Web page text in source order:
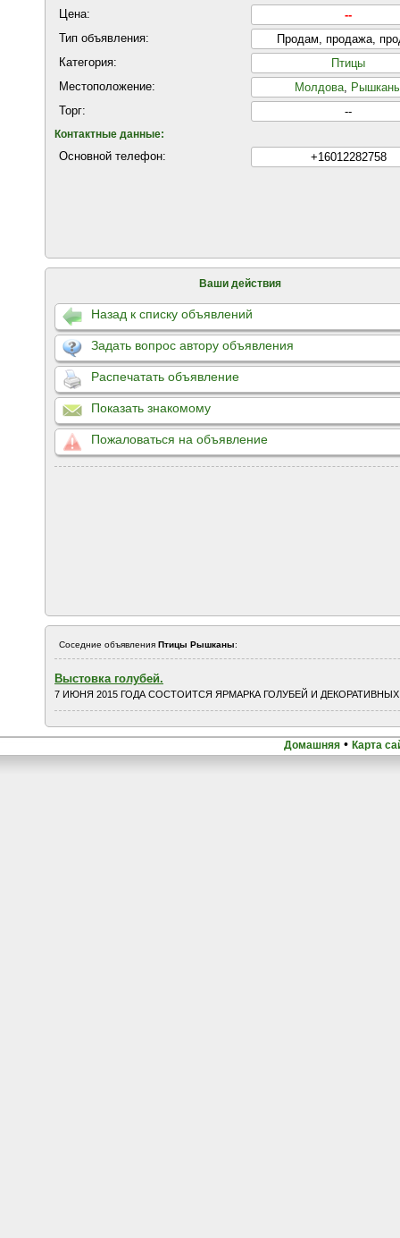
Цена:
--
Тип объявления:
Продам, продажа,
Категория:
Птицы
Местоположение:
Молдова,
Торг:
--
Контактные данные:
Основной телефон: +16012282758
Ваши действия
Назад к списку объявлений
Задать вопрос автору объявления
Распечатать объявление
Показать знакомому
Пожаловаться на объявление
Соседние объявления Птицы Рышканы:
Выстовка голубей.
7 ИЮНЯ 2015 ГОДА СОСТОИТСЯ ЯРМАРКА ГОЛУБЕЙ И
Домашняя • Карта